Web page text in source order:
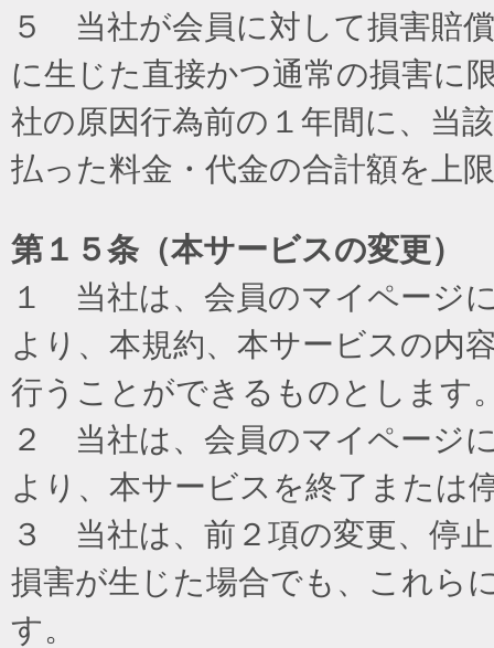
５ 当社が会員に対して損害賠
に生じた直接かつ通常の損害に
社の原因行為前の１年間に、当
払った料金・代金の合計額を上
第１５条（本サービスの変更）
１ 当社は、会員のマイページ
より、本規約、本サービスの内
行うことができるものとします
２ 当社は、会員のマイページ
より、本サービスを終了または
３ 当社は、前２項の変更、停
損害が生じた場合でも、これら
す。